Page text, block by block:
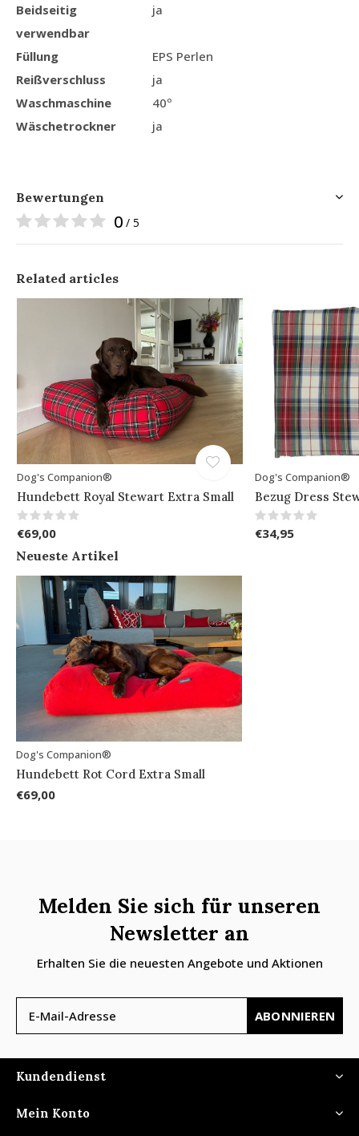
Beidseitig
verwendbar
ja
Füllung
EPS Perlen
Reißverschluss
ja
Waschmaschine
40º
Wäschetrockner
ja
Bewertungen
0 / 5
Related articles
Dog's Companion®
Hundebett Royal Stewart Extra Small
€69,00
Dog's Companion®
Bezug Dress
€34,95
Neueste Artikel
Dog's Companion®
Hundebett Rot Cord Extra Small
€69,00
Melden Sie sich für unseren
Newsletter an
Erhalten Sie die neuesten Angebote und Aktionen
ABONNIEREN
Kundendienst
Mein Konto